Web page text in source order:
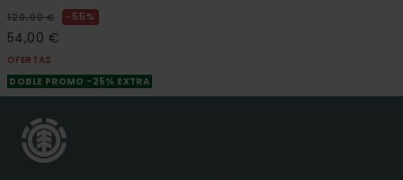
120,00 € 55%
54,00 €
OFERTAS
DOBLE PROMO -25% EXTRA